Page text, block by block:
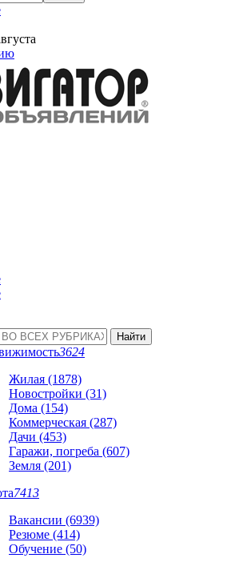
3624
Жилая (1878)
Новостройки (31)
Дома (154)
Коммерческая (287)
Дачи (453)
Гаражи, погреба (607)
Земля (201)
7413
Вакансии (6939)
Резюме (414)
Обучение (50)